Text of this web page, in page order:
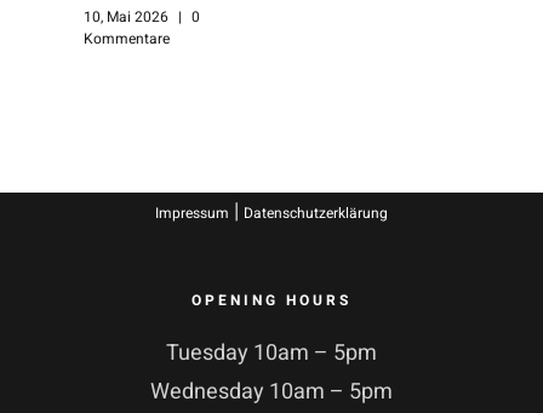
10, Mai 2026 | 0
Kommentare
Impressum | Datenschutzerklärung
OPENING HOURS
Tuesday 10am – 5pm
Wednesday 10am – 5pm